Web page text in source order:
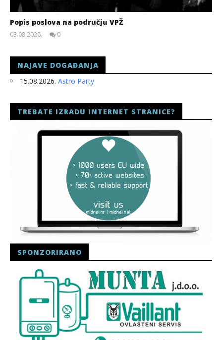
Popis poslova na području VPŽ
03.08.2026.
0
NAJAVE DOGAĐANJA
15.08.2026. Astro Party
TREBATE IZRADU INTERNET STRANICE?
SPONZORIRANO